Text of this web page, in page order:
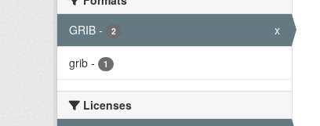
GRIB - 2 x
grib - 1
Licenses